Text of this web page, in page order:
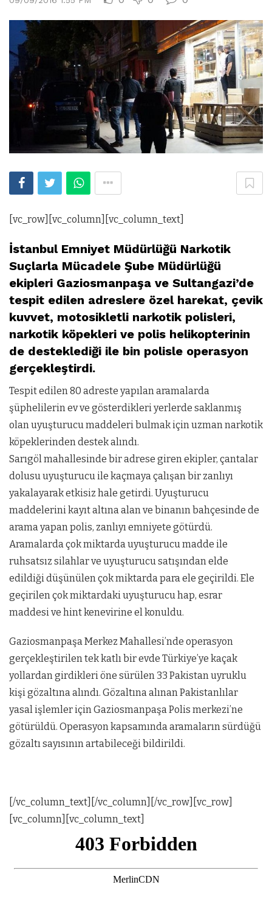
[vc_row][vc_column][vc_column_text]
İstanbul Emniyet Müdürlüğü Narkotik
Suçlarla Mücadele Şube Müdürlüğü
ekipleri Gaziosmanpaşa ve Sultangazi’de
tespit edilen adreslere özel harekat, çevik
kuvvet, motosikletli narkotik polisleri,
narkotik köpekleri ve polis helikopterinin
de desteklediği ile bin polisle operasyon
gerçekleştirdi.
Tespit edilen 80 adreste yapılan aramalarda
şüphelilerin ev ve gösterdikleri yerlerde saklanmış
olan uyuşturucu maddeleri bulmak için uzman narkotik
köpeklerinden destek alındı.
Sarıgöl mahallesinde bir adrese giren ekipler, çantalar
dolusu uyuşturucu ile kaçmaya çalışan bir zanlıyı
yakalayarak etkisiz hale getirdi. Uyuşturucu
maddelerini kayıt altına alan ve binanın bahçesinde de
arama yapan polis, zanlıyı emniyete götürdü.
Aramalarda çok miktarda uyuşturucu madde ile
ruhsatsız silahlar ve uyuşturucu satışından elde
edildiği düşünülen çok miktarda para ele geçirildi. Ele
geçirilen çok miktardaki uyuşturucu hap, esrar
maddesi ve hint kenevirine el konuldu.
Gaziosmanpaşa Merkez Mahallesi’nde operasyon
gerçekleştirilen tek katlı bir evde Türkiye’ye kaçak
yollardan girdikleri öne sürülen 33 Pakistan uyruklu
kişi gözaltına alındı. Gözaltına alınan Pakistanlılar
yasal işlemler için Gaziosmanpaşa Polis merkezi’ne
götürüldü. Operasyon kapsamında aramaların sürdüğü
gözaltı sayısının artabileceği bildirildi.
[/vc_column_text][/vc_column][/vc_row][vc_row]
[vc_column][vc_column_text]